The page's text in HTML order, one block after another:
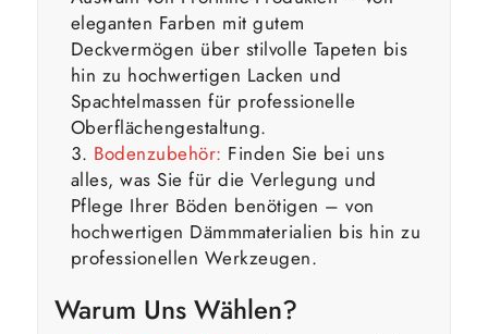
eleganten Farben mit gutem
Deckvermögen über stilvolle Tapeten bis
hin zu hochwertigen Lacken und
Spachtelmassen für professionelle
Oberflächengestaltung.
Bodenzubehör: Finden Sie bei uns
alles, was Sie für die Verlegung und
Pflege Ihrer Böden benötigen – von
hochwertigen Dämmmaterialien bis hin zu
professionellen Werkzeugen.
Warum Uns Wählen?